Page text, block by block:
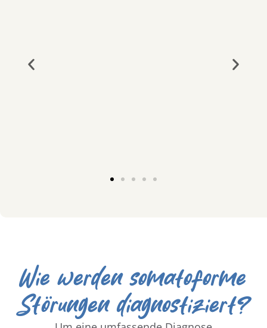
Anfälligkeit für somatoforme
Störungen erhöhen.
Wie werden somatoforme
Störungen diagnostiziert?